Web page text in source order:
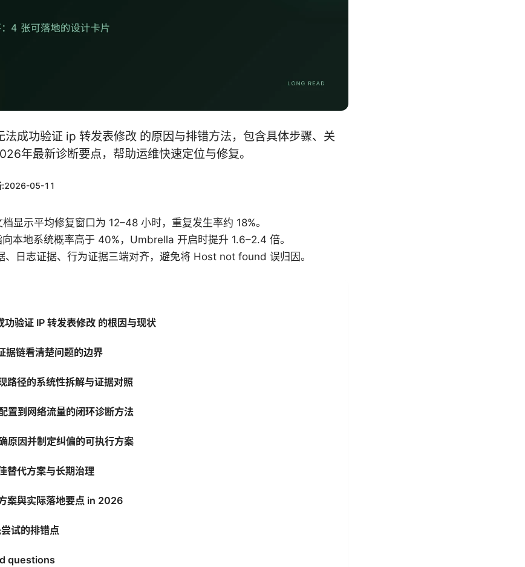
成功验证 ip 转发表修改 的原因与排错方法，包含具体步骤、关
年最新诊断要点，帮助运维快速定位与修复。
2026-05-11
显示平均修复窗口为 12–48 小时，重复发生率约 18%。
本地系统概率高于 40%，Umbrella 开启时提升 1.6–2.4 倍。
、日志证据、行为证据三端对齐，避免将 Host not found 误归因。
功验证 IP 转发表修改 的根因与现状
据链看清楚问题的边界
路径的系统性拆解与证据对照
置到网络流量的闭环诊断方法
原因并制定纠偏的可执行方案
替代方案与长期治理
案與实际落地要点 in 2026
试的排错点
questions